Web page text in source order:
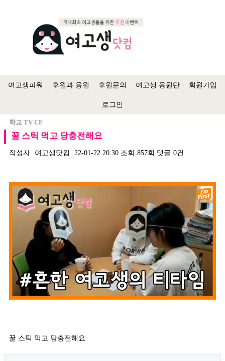
여고생파워 후원과 응원 후원문의 여고생 응원단 회원가입
로그인
학교 TV CF
꿀 스틱 먹고 당충전해요
작성자 여고생닷컴 22-01-22 20:30 조회 857회 댓글 0건
꿀 스틱 먹고 당충전해요